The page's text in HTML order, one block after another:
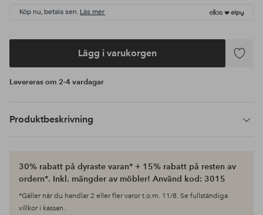
Köp nu, betala sen. Läs mer
Lägg i varukorgen
Lägg
Levereras om 2-4 vardagar
Produktbeskrivning
30% rabatt på dyraste varan* + 15% rabatt på resten av
ordern*. Inkl. mängder av möbler! Använd kod: 3015
*Gäller när du handlar 2 eller fler varor t.o.m. 11/8. Se fullständiga
villkor i kassan.